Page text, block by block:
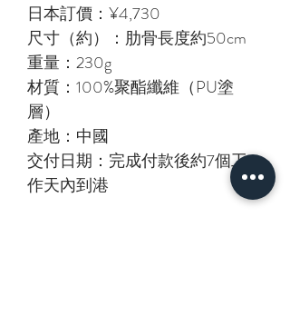
日本訂價：¥4,730
尺寸（約）：肋骨長度約50cm
重量：230g
材質：100%聚酯纖維（PU塗
層）
產地：中國
交付日期：完成付款後約7個工
作天內到港